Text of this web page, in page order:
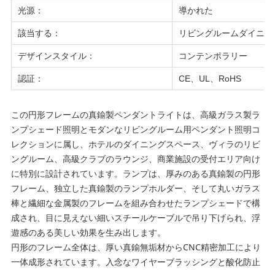
光源： 導かれた
該当する ： リビングルームダイニ
デザインスタイル： コンテンポラリー
認証： CE、UL、RoHS
この円形フレームの真鍮製ペンダントライトは、高級ガラス製ラ
ンプシェード照明とモダンなリビングルーム用ペンダント照明コ
レクションに属し、ホテルのダイニングスペース、ヴィラのリビ
ングルーム、高級クラブのラウンジ、商業施設の受付エリア向け
に特別に設計されています。ランプは、厚みのある真鍮製の円形
フレーム、独立した真鍮製のランプホルダー、そして丸いガラス
棒と繊細な金属製のフレームを組み合わせたランプシェードで構
成され、目に見えない細いスチールケーブルで吊り下げられ、浮
遊感のある美しい効果を生み出します。
円形のフレーム全体は、厚い真鍮無垢材からCNC精密加工により
一体成形されています。入念なワイヤーブラッシングと酸化防止